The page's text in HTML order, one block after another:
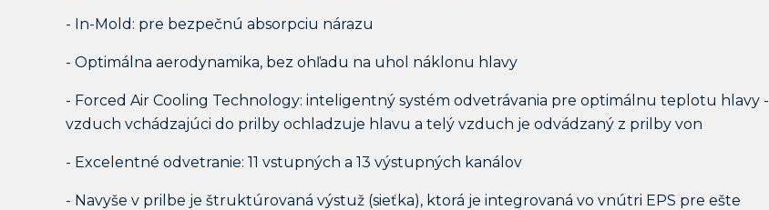
- In-Mold: pre bezpečnú absorpciu nárazu
- Optimálna aerodynamika, bez ohľadu na uhol náklonu hlavy
- Forced Air Cooling Technology: inteligentný systém odvetrávania pre optimálnu teplotu hlavy -
vzduch vchádzajúci do prilby ochladzuje hlavu a telý vzduch je odvádzaný z prilby von
- Excelentné odvetranie: 11 vstupných a 13 výstupných kanálov
- Navyše v prilbe je štruktúrovaná výstuž (sieťka), ktorá je integrovaná vo vnútri EPS pre ešte